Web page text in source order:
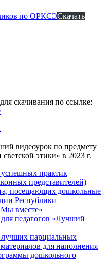
по ОРКСЭСкачать
скачивания по ссылке:
видеоурок по предмету
этики» в 2023 г.
успешных практик
представителей)
посещающих дошкольные
Республики
Мы вместе»
педагогов «Лучший
лучших парциальных
для наполнения
дошкольного